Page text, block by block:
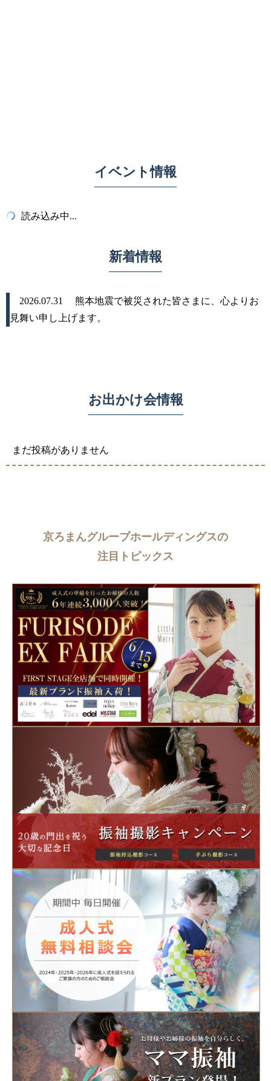
イベント情報
読み込み中...
新着情報
2026.07.31
熊本地震で被災された皆さまに、心よりお
見舞い申し上げます。
お出かけ会情報
まだ投稿がありません
京ろまんグループホールディングスの
注目トピックス